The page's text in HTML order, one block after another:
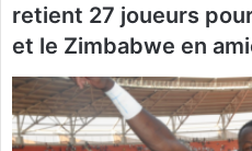
retient 27 joueurs
et le Zimbabwe en